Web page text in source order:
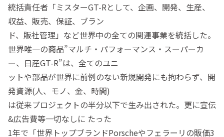
統括責任者「ミスターGT-Rとして、企画、開発、生産、
収益、販売、保証、ブラン
ド、販社管理」など世界中の全ての関連事業を統括した。
世界唯一の商品”マルチ・パフォーマンス・スーパーカ
ー、日産GT-R”は、全てのユニ
ットや部品が世界に前例のない新規開発にも拘わらず、開
発資源(人、モノ、金、時間)
は従来プロジェクトの半分以下で生み出された。更に宣伝
&広告費等一切なしに たった
1年で「世界トップブランドPorscheやフェラーリの販価3